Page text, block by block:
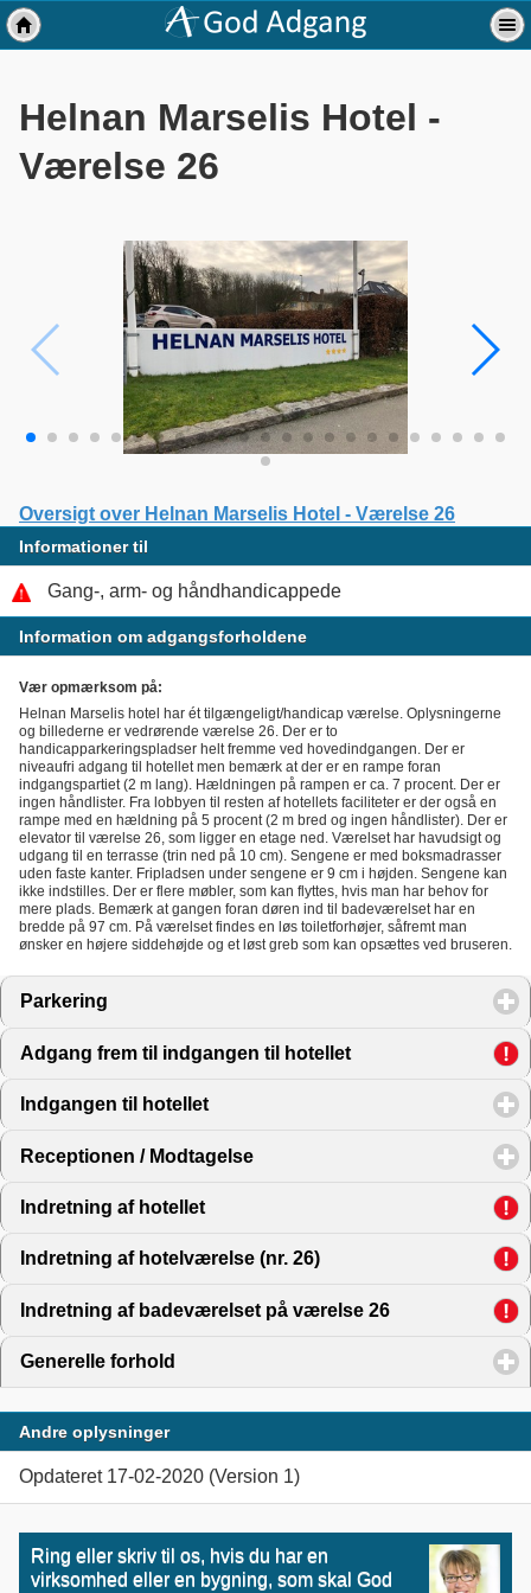
Helnan Marselis Hotel -
Værelse 26
Oversigt over Helnan Marselis Hotel - Værelse 26
Informationer til
Gang-, arm- og håndhandicappede
Information om adgangsforholdene
Vær opmærksom på:
Helnan Marselis hotel har ét tilgængeligt/handicap værelse. Oplysningerne
og billederne er vedrørende værelse 26. Der er to
handicapparkeringspladser helt fremme ved hovedindgangen. Der er
niveaufri adgang til hotellet men bemærk at der er en rampe foran
indgangspartiet (2 m lang). Hældningen på rampen er ca. 7 procent. Der er
ingen håndlister. Fra lobbyen til resten af hotellets faciliteter er der også en
rampe med en hældning på 5 procent (2 m bred og ingen håndlister). Der er
elevator til værelse 26, som ligger en etage ned. Værelset har havudsigt og
udgang til en terrasse (trin ned på 10 cm). Sengene er med boksmadrasser
uden faste kanter. Fripladsen under sengene er 9 cm i højden. Sengene kan
ikke indstilles. Der er flere møbler, som kan flyttes, hvis man har behov for
mere plads. Bemærk at gangen foran døren ind til badeværelset har en
bredde på 97 cm. På værelset findes en løs toiletforhøjer, såfremt man
ønsker en højere siddehøjde og et løst greb som kan opsættes ved bruseren.
Parkering
Adgang frem til indgangen til hotellet click to expand
Indgangen til hotellet
Receptionen / Modtagelse
Indretning af hotellet
Indretning af hotelværelse (nr. 26) click to expand
Indretning af badeværelset på værelse 26 click to
Generelle forhold
Andre oplysninger
Opdateret 17-02-2020 (Version 1)
Ring eller skriv til os, hvis du har en
virksomhed eller en bygning, som skal God